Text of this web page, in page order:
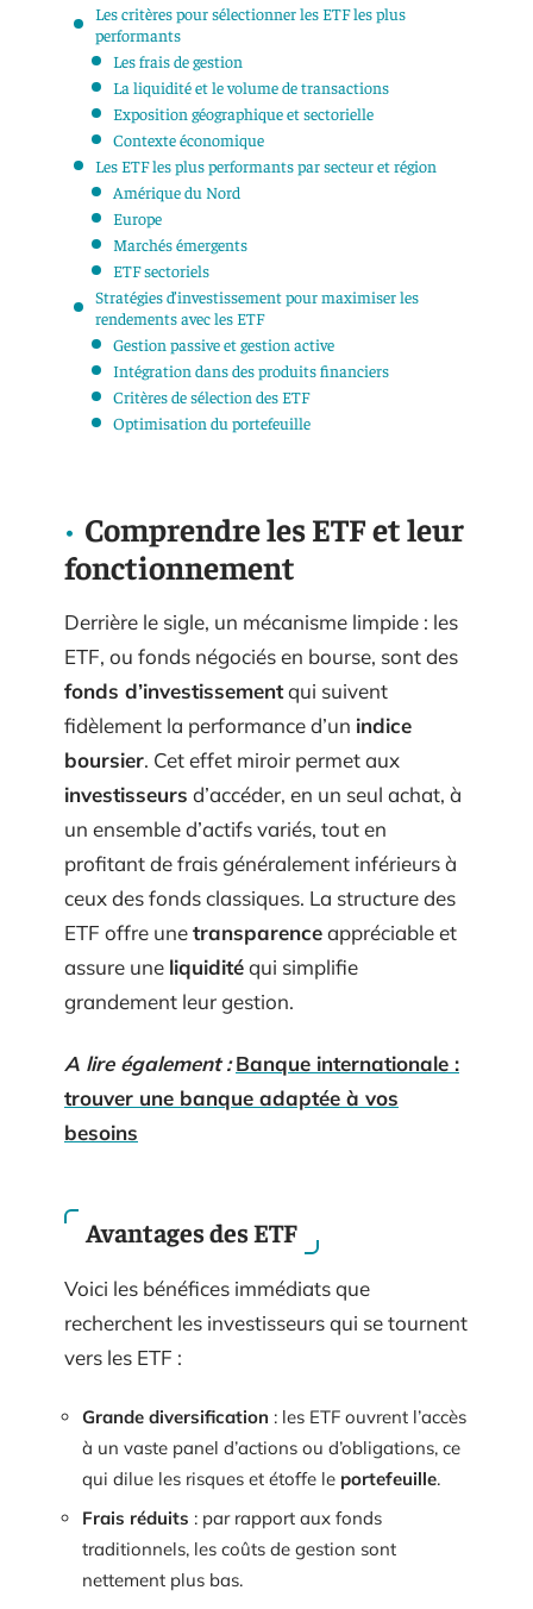
Les critères pour sélectionner les ETF les plus
performants
Les frais de gestion
La liquidité et le volume de transactions
Exposition géographique et sectorielle
Contexte économique
Les ETF les plus performants par secteur et région
Amérique du Nord
Europe
Marchés émergents
ETF sectoriels
Stratégies d’investissement pour maximiser les
rendements avec les ETF
Gestion passive et gestion active
Intégration dans des produits financiers
Critères de sélection des ETF
Optimisation du portefeuille
Comprendre les ETF et leur
fonctionnement
Derrière le sigle, un mécanisme limpide : les
ETF, ou fonds négociés en bourse, sont des
fonds d’investissementqui suivent
fidèlement la performance d’un indice
boursier. Cet effet miroir permet aux
investisseurs d’accéder, en un seul achat, à
un ensemble d’actifs variés, tout en
profitant de frais généralement inférieurs à
ceux des fonds classiques. La structure des
ETF offre unetransparenceappréciable et
assure une liquiditéqui simplifie
grandement leur gestion.
A lire également : Banque internationale :
trouver une banque adaptée à vos
besoins
Avantages des ETF
Voici les bénéfices immédiats que
recherchent les investisseurs qui se tournent
vers les ETF :
Grande diversification : les ETF ouvrent l’accès
à un vaste panel d’actions ou d’obligations, ce
qui dilue les risques et étoffe le portefeuille.
Frais réduits : par rapport aux fonds
traditionnels, les coûts de gestion sont
nettement plus bas.